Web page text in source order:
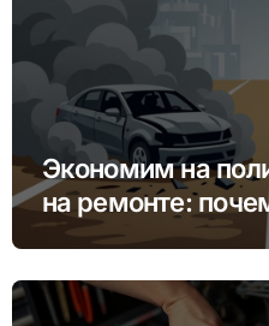
Экономим на
на ремонте:
бонус-малус